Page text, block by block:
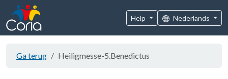
Help Nederlands
Ga terug Heiligmesse-5.Benedictus